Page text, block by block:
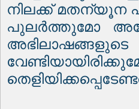
നിലക്ക് മതന്യൂന
പുലർത്തുമോ